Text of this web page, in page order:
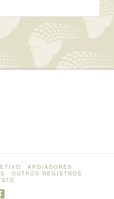
APOIADORES
OUTROS REGISTROS